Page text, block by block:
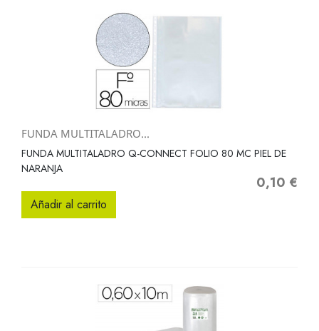
FUNDA MULTITALADRO...
FUNDA MULTITALADRO Q-CONNECT FOLIO 80 MC PIEL DE
NARANJA
Precio
0,10 €
Añadir al carrito